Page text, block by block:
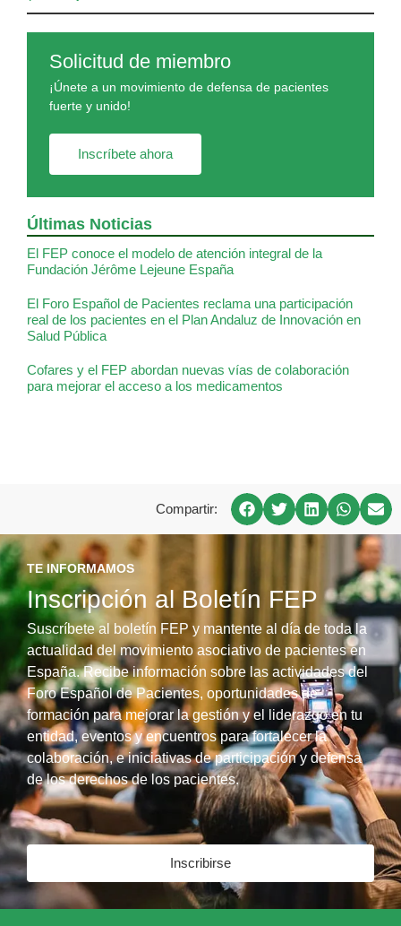
Solicitud de miembro
¡Únete a un movimiento de defensa de pacientes
fuerte y unido!
Inscríbete ahora
Últimas Noticias
El FEP conoce el modelo de atención integral de la
Fundación Jérôme Lejeune España
El Foro Español de Pacientes reclama una participación
real de los pacientes en el Plan Andaluz de Innovación en
Salud Pública
Cofares y el FEP abordan nuevas vías de colaboración
para mejorar el acceso a los medicamentos
Compartir:
TE INFORMAMOS
Inscripción al Boletín FEP
Suscríbete al boletín FEP y mantente al día de toda la
actualidad del movimiento asociativo de pacientes en
España. Recibe información sobre las actividades del
Foro Español de Pacientes, oportunidades de
formación para mejorar la gestión y el liderazgo en tu
entidad, eventos y encuentros para fortalecer la
colaboración, e iniciativas de participación y defensa
de los derechos de los pacientes.
Inscribirse